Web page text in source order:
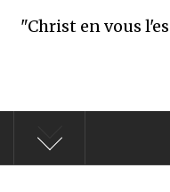
"Christ en vous